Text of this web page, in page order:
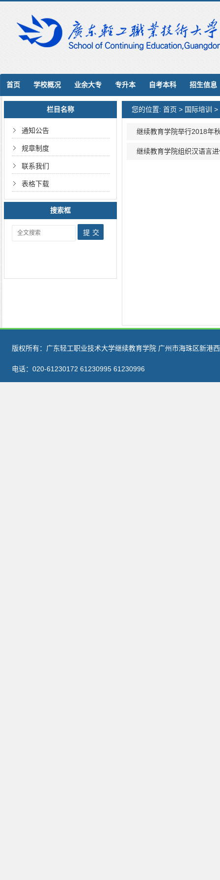
首页 学校概况 业余大专 专升本 自考本科 招生信息
栏目名称
通知公告
规章制度
联系我们
表格下载
搜索框
您的位置: 首页 > 国际培训 >
继续教育学院举行2018年
继续教育学院组织汉语言
版权所有：广东轻工职业技术大学继续教育学院 广州市海珠区新港
电话：020-61230172 61230995 61230996